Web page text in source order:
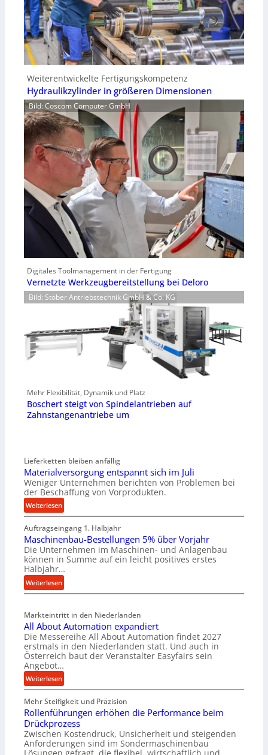
Weiterentwickelte Fertigungskompetenz
Hydraulikzylinder in größeren Dimensionen
Bild: Coscom Computer GmbH
Digitales Toolmanagement in der Fertigung
Vernetzte Werkzeugbereitstellung bei Deloro
Bild: Stöber Antriebstechnik GmbH & Co. KG
Mehr Flexibilität, Dynamik und Platz
Boschert steigt von Spindelantrieben auf
Zahnstangenantriebe um
Lieferketten bleiben anfällig
Materialversorgung entspannt sich im Juli
Weniger Unternehmen berichten von Problemen bei
der Beschaffung von Vorprodukten.
Weiterlesen:
M
a
t
e
r
i
a
l
e
r
s
o
u
n
g
e
n
t
Auftragseingang 1. Halbjahr
Maschinenbau-Bestellungen 5% über Vorjahr
Die Unternehmen im Maschinen- und Anlagenbau
können in Summe auf ein leicht positives erstes
Halbjahr…
Weiterlesen:
M
s
c
h
i
n
e
n
a
u
-
B
e
Markteintritt in den Niederlanden
All About Automation expandiert
Die Messereihe All About Automation findet 2027
erstmals in den Niederlanden statt. Und auch in
Österreich baut der Veranstalter Easyfairs sein
Angebot…
Weiterlesen:
A
l
l
A
b
o
Mehr Steifigkeit und Präzision
Rollenführungen erhöhen die Performance beim
Drückprozess
Zwischen Kostendruck, Unsicherheit und steigenden
Anforderungen sind im Sondermaschinenbau